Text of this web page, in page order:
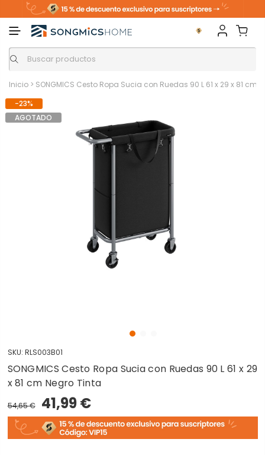
Inicio > SONGMICS Cesto Ropa Sucia con Ruedas 90 L 61 x 29 x 81 cm
-23%
AGOTADO
SKU: RLS003B01
SONGMICS Cesto Ropa Sucia con Ruedas 90 L 61 x 29
x 81 cm Negro Tinta
54,65 € 41,99 €